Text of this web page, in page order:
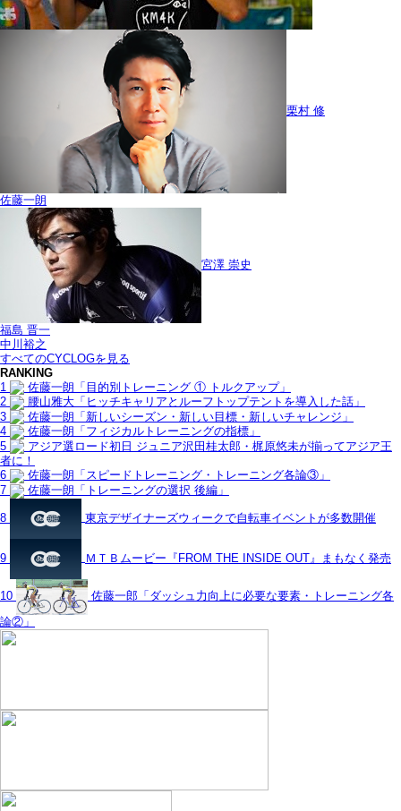
栗村 修
佐藤一朗
宮澤 崇史
福島 晋一
中川裕之
すべてのCYCLOGを見る
RANKING
1
佐藤一朗「目的別トレーニング ① トルクアップ」
2
腰山雅大「ヒッチキャリアとルーフトップテントを導入した話」
3
佐藤一朗「新しいシーズン・新しい目標・新しいチャレンジ」
4
佐藤一朗「フィジカルトレーニングの指標」
5
アジア選ロード初日 ジュニア沢田桂太郎・梶原悠未が揃ってアジア王
者に！
6
佐藤一朗「スピードトレーニング・トレーニング各論③」
7
佐藤一朗「トレーニングの選択 後編」
8 東京デザイナーズウィークで自転車イベントが多数開催
9 ＭＴＢムービー『FROM THE INSIDE OUT』まもなく発売
10
佐藤一郎「ダッシュ力向上に必要な要素・トレーニング各
論②」